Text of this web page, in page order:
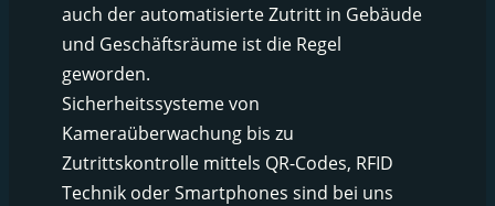
auch der automatisierte Zutritt in Gebäude
und Geschäftsräume ist die Regel
geworden.
Sicherheitssysteme von
Kameraüberwachung bis zu
Zutrittskontrolle mittels QR-Codes, RFID
Technik oder Smartphones sind bei uns